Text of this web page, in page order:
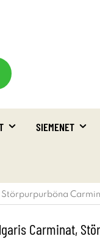
SIEMENET
Carminat,